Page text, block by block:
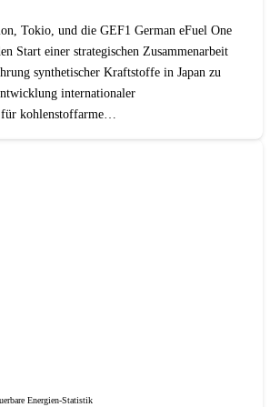
Tokio, und die GEF1 German eFuel One
Start einer strategischen Zusammenarbeit
synthetischer Kraftstoffe in Japan zu
internationaler
für kohlenstoffarme…
Energien-Statistik